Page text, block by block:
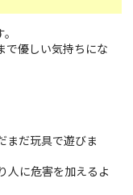
で優しい気持ちにな
まだ玩具で遊びま
人に危害を加えるよ